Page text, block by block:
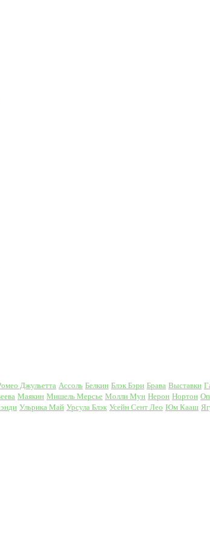
Джульетта Ассоль Белкин Блэк Бэри Брава Выставки
Маякин Мишель Мерсье Молли Мун Нерон Нортон
Ульрика Май Урсула Блэк Усейн Сент Лео Юм Кааш